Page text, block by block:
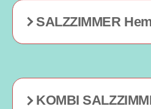
SALZZIMMER
KOMBI